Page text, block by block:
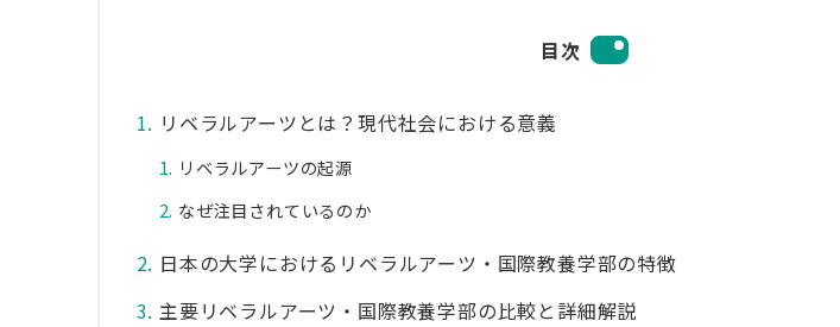
目次
リベラルアーツとは？現代社会における意義
リベラルアーツの起源
なぜ注目されているのか
日本の大学におけるリベラルアーツ・国際教養学部の特徴
主要リベラルアーツ・国際教養学部の比較と詳細解説